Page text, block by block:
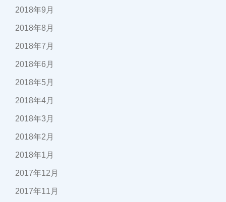
2018年9月
2018年8月
2018年7月
2018年6月
2018年5月
2018年4月
2018年3月
2018年2月
2018年1月
2017年12月
2017年11月